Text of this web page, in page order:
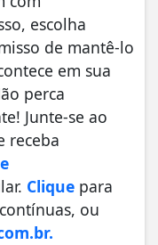
escolha
de mantê-lo
em sua
perca
Junte-se ao
receba
Clique para
ou